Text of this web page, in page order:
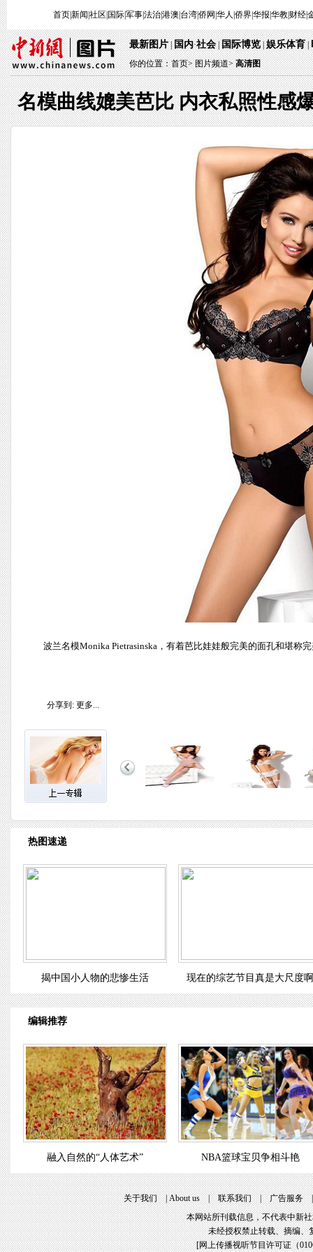
首页|新闻 社区 国际|军事|法治|港澳 台湾|侨网 华人 侨界|华报 华教| 财经|
最新图片|国内·社会|国际博览|娱乐体育|
你的位置：首页>图片频道> 高清图
名模曲线媲美芭比 内衣私照性感
波兰名模Monika Pietrasinska，有着芭比娃娃般完美的面孔和堪称
分享到: 更多...
热图速递
揭中国小人物的悲惨生活 现在的综艺节目真是大尺度啊
编辑推荐
融入自然的“人体艺术” NBA篮球宝贝争相斗艳
关于我们|About us|联系我们|广告服务
本网站所刊载信息，不代表中新
未经授权禁止转载、摘编、
[网上传播视听节目许可证（